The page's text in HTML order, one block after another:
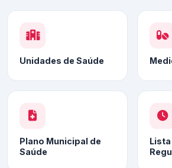
Unidades de Saúde
Plano Municipal de
Saúde